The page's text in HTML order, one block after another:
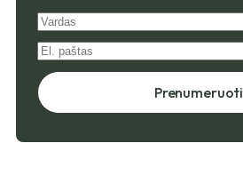
Prenumeruoti